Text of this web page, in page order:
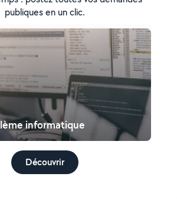
publiques en un clic.
informatique
Découvrir